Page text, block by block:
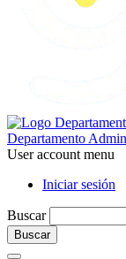
Departamento
User account menu
Iniciar sesión
Buscar